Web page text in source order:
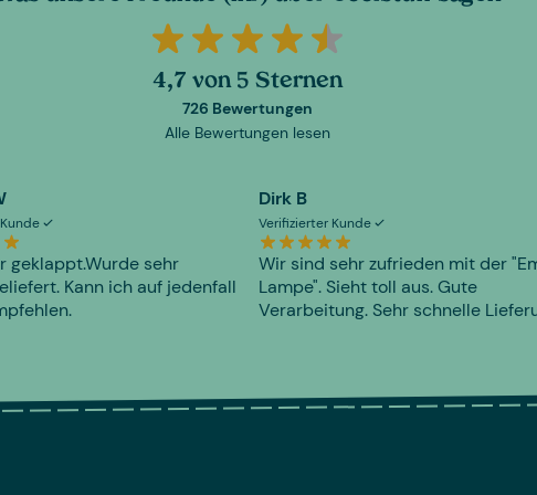
4,7 von 5 Sternen
726 Bewertungen
Alle Bewertungen lesen
geklappt.Wurde sehr
Kann ich auf jedenfall
Dirk B
Verifizierter Kunde
Wir sind sehr zufrieden mit der
Lampe". Sieht toll aus. Gute
Verarbeitung. Sehr schnelle